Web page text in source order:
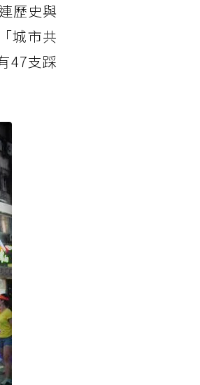
歷史與
城市共
47支踩